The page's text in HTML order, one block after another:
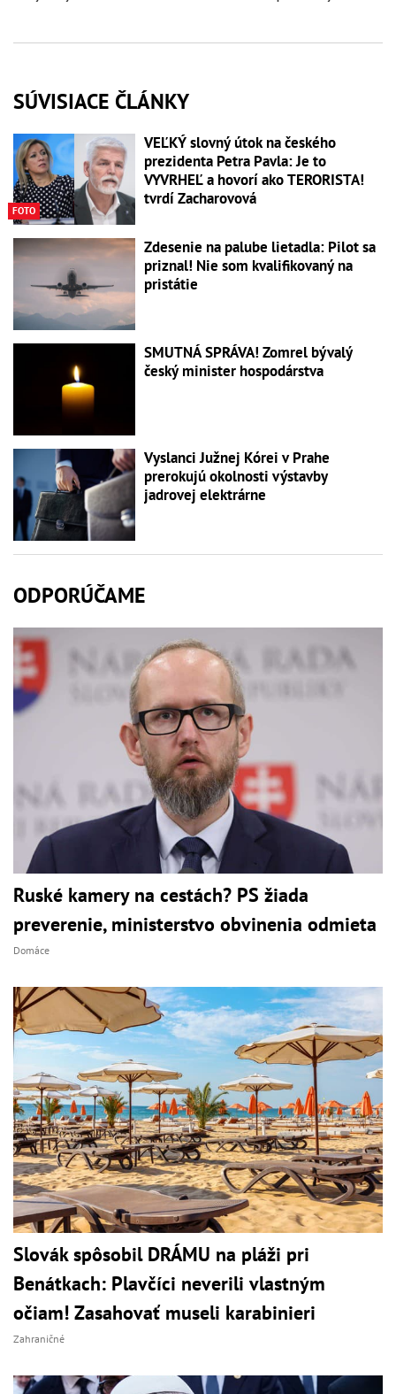
SÚVISIACE ČLÁNKY
FOTO
VEĽKÝ slovný útok na českého
prezidenta Petra Pavla: Je to
VYVRHEĽ a hovorí ako TERORISTA!
tvrdí Zacharovová
Zdesenie na palube lietadla: Pilot sa
priznal! Nie som kvalifikovaný na
pristátie
SMUTNÁ SPRÁVA! Zomrel bývalý
český minister hospodárstva
Vyslanci Južnej Kórei v Prahe
prerokujú okolnosti výstavby
jadrovej elektrárne
ODPORÚČAME
Ruské kamery na cestách? PS žiada
preverenie, ministerstvo obvinenia odmieta
Domáce
Slovák spôsobil DRÁMU na pláži pri
Benátkach: Plavčíci neverili vlastným
očiam! Zasahovať museli karabinieri
Zahraničné